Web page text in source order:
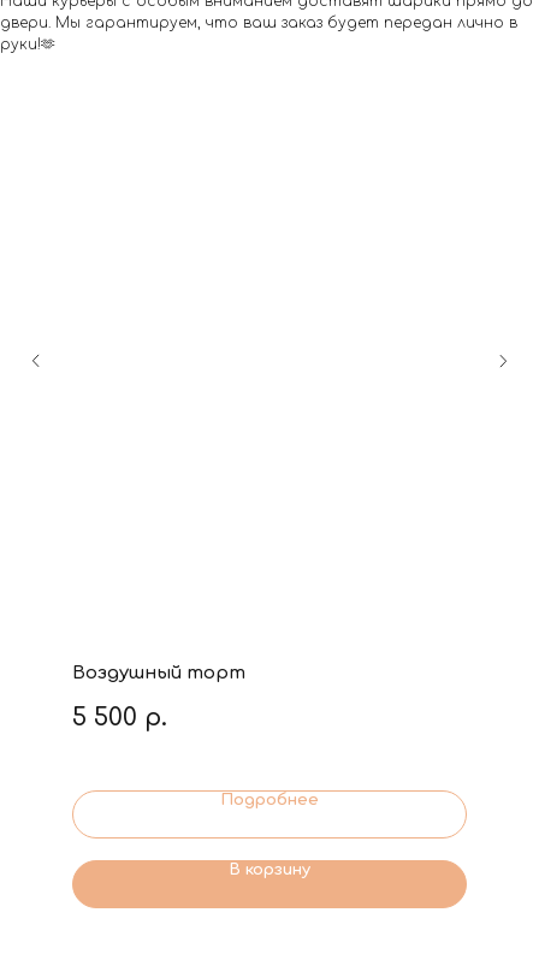
двери. Мы гарантируем, что ваш заказ будет передан лично в
руки!🫶
Воздушный торт
5 500 р.
Подробнее
В корзину